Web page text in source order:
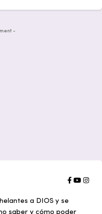
-
a DIOS y se
saber y cómo poder